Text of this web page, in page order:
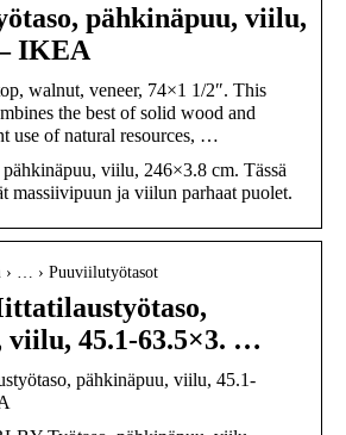
pähkinäpuu, viilu,
IKEA
walnut, veneer, 74×1 1/2″. This
the best of solid wood and
use of natural resources, …
viilu, 246×3.8 cm. Tässä
massiivipuun ja viilun parhaat puolet.
› … › Puuviilutyötasot
viilu, 45.1-63.5×3. …
pähkinäpuu, viilu, 45.1-